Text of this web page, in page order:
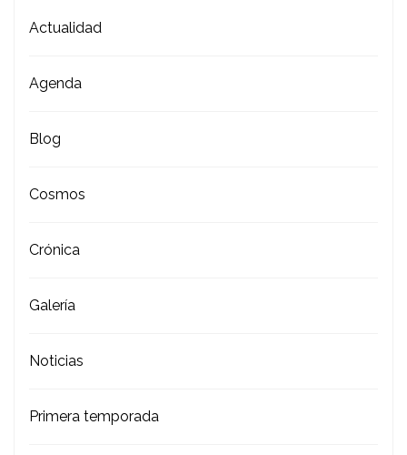
Actualidad
Agenda
Blog
Cosmos
Crónica
Galería
Noticias
Primera temporada